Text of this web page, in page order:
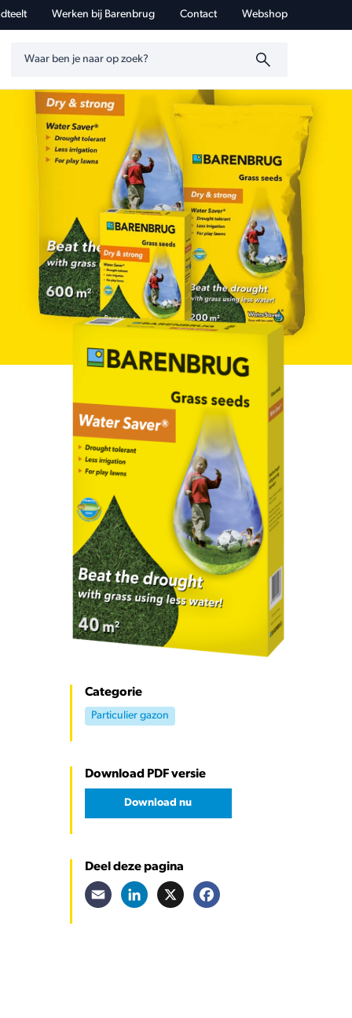
Werken bij Barenbrug Contact Webshop
Categorie
Particulier gazon
Download PDF versie
Download nu
Deel deze pagina
Email LinkedIn
X Facebook